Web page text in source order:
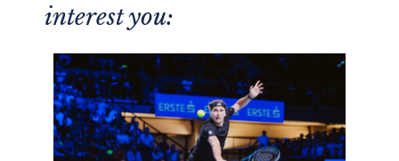
interest you: